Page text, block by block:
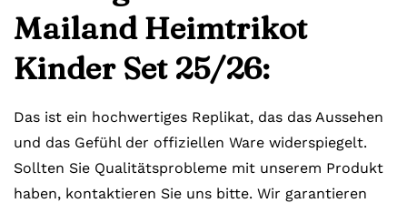
Mailand Heimtrikot
Kinder Set 25/26:
Das ist ein hochwertiges Replikat, das das Aussehen
und das Gefühl der offiziellen Ware widerspiegelt.
Sollten Sie Qualitätsprobleme mit unserem Produkt
haben, kontaktieren Sie uns bitte. Wir garantieren